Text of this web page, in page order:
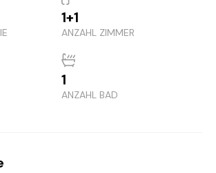
1+1
ANZAHL ZIMMER
1
ANZAHL BAD